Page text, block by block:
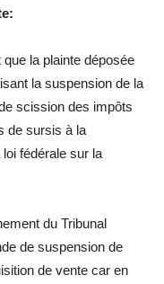
la plainte déposée
la suspension de la
scission des impôts
de sursis à la
fédérale sur la
du Tribunal
de suspension de
de vente car en